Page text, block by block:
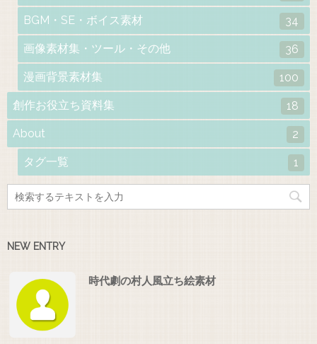
BGM・SE・ボイス素材 34
画像素材集・ツール・その他 36
漫画背景素材集 100
創作お役立ち資料集 18
About 2
タグ一覧 1
NEW ENTRY
時代劇の村人風立ち絵素材